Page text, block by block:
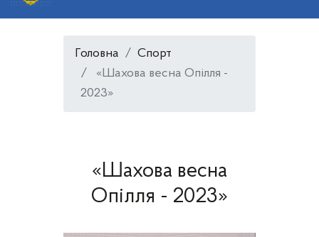
Головна
Спорт
«Шахова весна Опілля -
2023»
«Шахова весна
Опілля - 2023»